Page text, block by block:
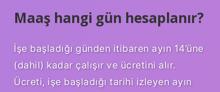
Maaş hangi gün hesaplanır?
İşe başladığı günden itibaren ayın 14’üne
(dahil) kadar çalışır ve ücretini alır.
Ücreti, işe başladığı tarihi izleyen ayın